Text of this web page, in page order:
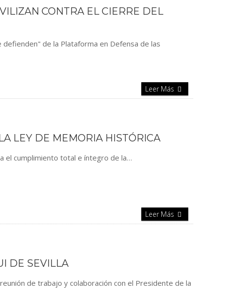
CONTRA EL CIERRE DEL
de la Plataforma en Defensa de las
Leer Más
LEY DE MEMORIA HISTÓRICA
el cumplimiento total e íntegro de la…
Leer Más
DE SEVILLA
de trabajo y colaboración con el Presidente de la